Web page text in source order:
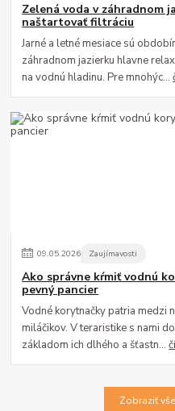
Zelená voda v záhradnom
naštartovať filtráciu
Jarné a letné mesiace sú
záhradnom jazierku hlavne
na vodnú hladinu. Pre mnohýc...
09.05.2026 Zaujímavosti
Ako správne kŕmiť vodnú
pevný pancier
Vodné korytnačky patria medzi
miláčikov. V teraristike s nami
základom ich dlhého a šťastn...
Zobraziť